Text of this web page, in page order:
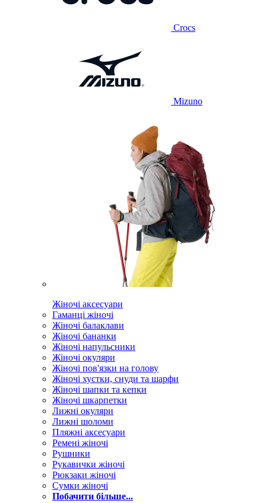
Crocs
Mizuno
Жіночі аксесуари
Гаманці жіночі
Жіночі балаклави
Жіночі бананки
Жіночі напульсники
Жіночі окуляри
Жіночі пов'язки на голову
Жіночі хустки, снуди та шарфи
Жіночі шапки та кепки
Жіночі шкарпетки
Лижні окуляри
Лижні шоломи
Пляжні аксесуари
Ремені жіночі
Рушники
Рукавички жіночі
Рюкзаки жіночі
Сумки жіночі
Побачити більше...